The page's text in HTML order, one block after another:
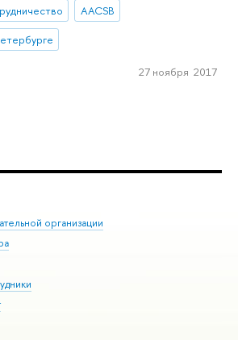
AACSB
27 ноября 2017
организации